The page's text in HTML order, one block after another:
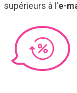
supérieurs à l'e-